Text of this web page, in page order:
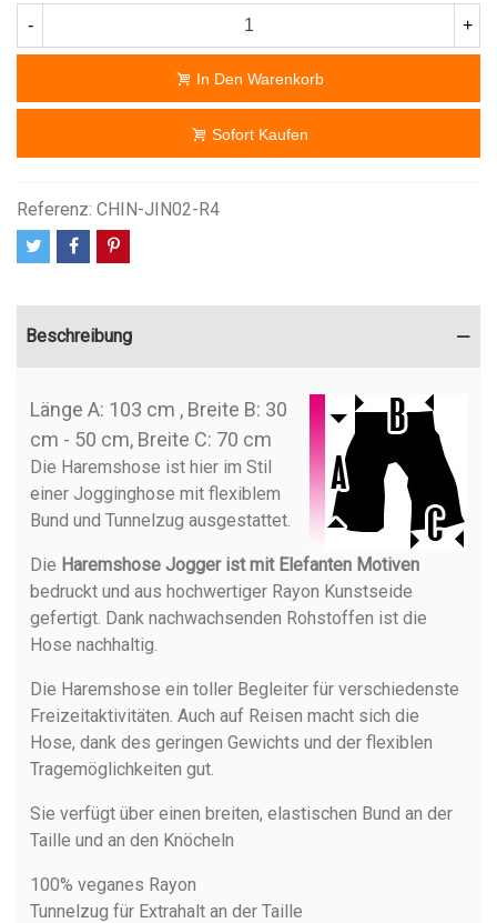
- +
In Den Warenkorb
Sofort Kaufen
Referenz: CHIN-JIN02-R4
Beschreibung
Länge A: 103 cm , Breite B: 30
cm - 50 cm, Breite C: 70 cm
Die Haremshose ist hier im Stil
einer Jogginghose mit flexiblem
Bund und Tunnelzug ausgestattet.
Die Haremshose Jogger ist mit Elefanten Motiven
bedruckt und aus hochwertiger Rayon Kunstseide
gefertigt. Dank nachwachsenden Rohstoffen ist die
Hose nachhaltig.
Die Haremshose ein toller Begleiter für verschiedenste
Freizeitaktivitäten. Auch auf Reisen macht sich die
Hose, dank des geringen Gewichts und der flexiblen
Tragemöglichkeiten gut.
Sie verfügt über einen breiten, elastischen Bund an der
Taille und an den Knöcheln
100% veganes Rayon
Tunnelzug für Extrahalt an der Taille